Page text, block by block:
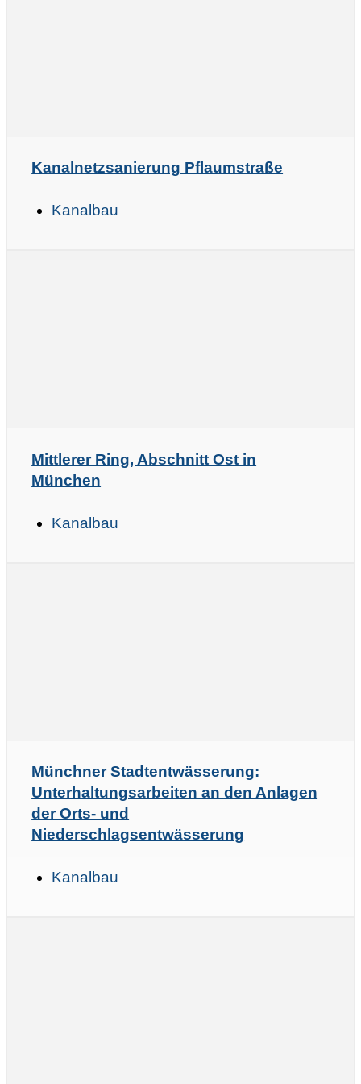
Kanalnetzsanierung Pflaumstraße
Kanalbau
Mittlerer Ring, Abschnitt Ost in
München
Kanalbau
Münchner Stadtentwässerung:
Unterhaltungsarbeiten an den Anlagen
der Orts- und
Niederschlagsentwässerung
Kanalbau